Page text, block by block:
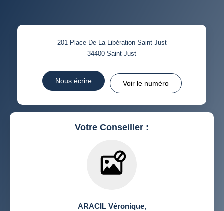
TAXE FONCIÈRE
PART DES MÉNAGES SANS
VOITURE
DISTANCE DE L'AÉROPORT : SUPERFICIE :
RÉSULTATS DES LYCÉES
RESTAURANTS ET CAFÉS COMMERCES
201 Place De La Libération Saint-Just
34400 Saint-Just
Nous écrire Voir le numéro
Votre Conseiller :
ARACIL Véronique,